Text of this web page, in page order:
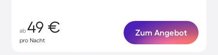
ab 49 €
pro Nacht
Zum Angebot